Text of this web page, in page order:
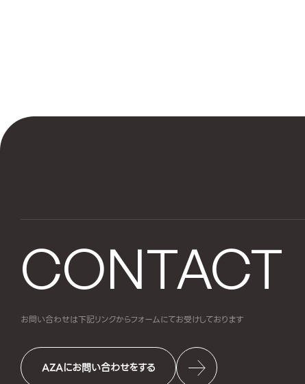
CONTACT
お問い合わせは下記リンクからフォームにてお受けしております
AZAにお問い合わせをする